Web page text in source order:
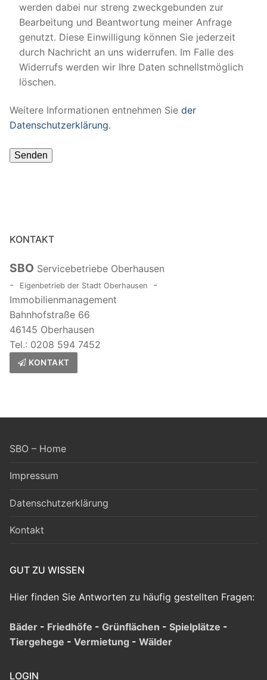
werden dabei nur streng zweckgebunden zur
Bearbeitung und Beantwortung meiner Anfrage
genutzt. Diese Einwilligung können Sie jederzeit
durch Nachricht an uns widerrufen. Im Falle des
Widerrufs werden wir Ihre Daten schnellstmöglich
löschen.
Weitere Informationen entnehmen Sie der
Datenschutzerklärung.
lasse
KONTAKT
SBO Servicebetriebe Oberhausen
-
Eigenbetrieb der Stadt Oberhausen
-
Immobilienmanagement
Bahnhofstraße 66
46145 Oberhausen
Tel.: 0208 594 7452
KONTAKT
SBO – Home
Impressum
Datenschutzerklärung
Kontakt
GUT ZU WISSEN
Hier finden Sie Antworten zu häufig gestellten Fragen:
Bäder - Friedhöfe - Grünflächen - Spielplätze -
Tiergehege - Vermietung - Wälder
LOGIN